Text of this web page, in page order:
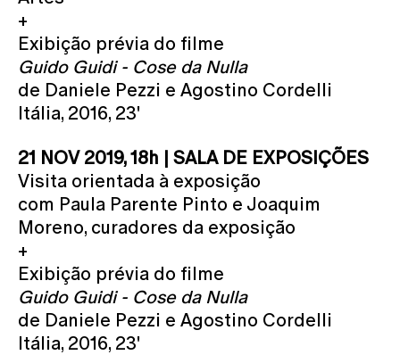
+
Exibição prévia do filme
Guido Guidi - Cose da Nulla
de Daniele Pezzi e Agostino Cordelli
Itália, 2016, 23'
21 NOV 2019, 18h | SALA DE EXPOSIÇÕES
Visita orientada à exposição
com Paula Parente Pinto e Joaquim
Moreno, curadores da exposição
+
Exibição prévia do filme
Guido Guidi - Cose da Nulla
de Daniele Pezzi e Agostino Cordelli
Itália, 2016, 23'